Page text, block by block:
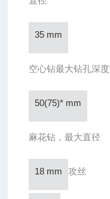
35 mm
空心钻最大钻孔深度
50(75)* mm
麻花钻，最大直径
18 mm 攻丝